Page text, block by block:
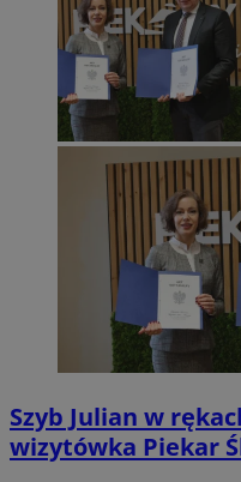
Szyb Julian w
wizytówka Piekar